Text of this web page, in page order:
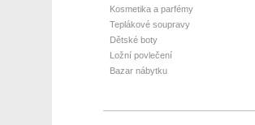
Kosmetika a parfémy
Teplákové soupravy
Dětské boty
Ložní povlečení
Bazar nábytku